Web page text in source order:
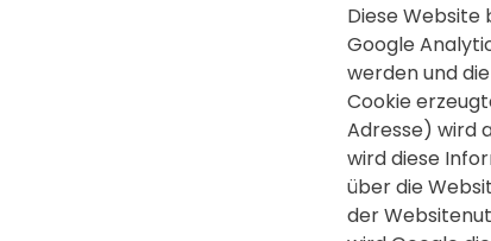
Diese Website
Google
werden und
Cookie
Adresse) wird
wird diese
über die
der